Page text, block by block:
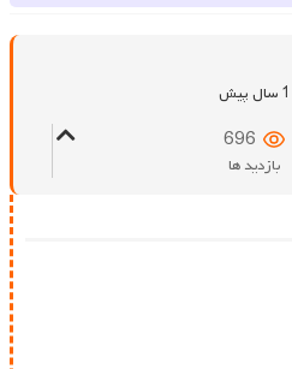
1 سال پیش
696
بازدید ها